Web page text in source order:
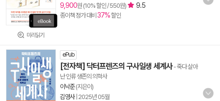
미리읽기
9,900원 (10% 할인 / 550원) 9.5
종이책 정가 대비 37%할인
ePub
[전자책] 닥터프렌즈의 구사일생 세계사- 죽다 살아
난 인류 생존의 의학사
이낙준(지은이)
김영사| 2025년 05월